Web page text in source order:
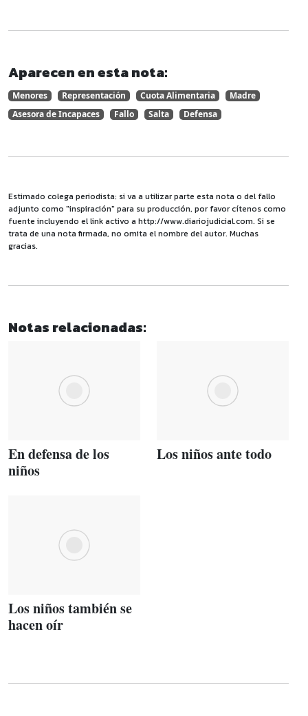
Aparecen en esta nota:
Menores Representación Cuota Alimentaria
Madre
Asesora de Incapaces
Fallo Salta Defensa
Estimado colega periodista: si va a utilizar parte esta nota o del fallo
adjunto como "inspiración" para su producción, por favor cítenos como
fuente incluyendo el link activo a http://www.diariojudicial.com. Si se
trata de una nota firmada, no omita el nombre del autor. Muchas
gracias.
Notas relacionadas:
En defensa de los
niños
Los niños ante todo
Los niños también se
hacen oír